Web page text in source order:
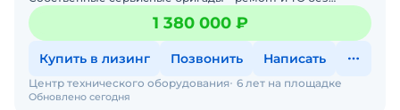
простоев. Гарантия 12 месяцев + постгарантийное
1 380 000 ₽
Купить в лизинг Позвонить Написать
Обновлено сегодня
Центр технического оборудования 6 лет на площадке